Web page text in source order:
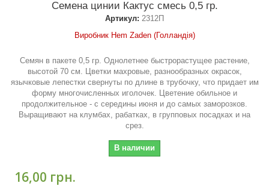
Семена цинии Кактус смесь 0,5 гр.
Артикул: 2312П
Виробник Hem Zaden (Голландія)
Семян в пакете 0,5 гр. Однолетнее быстрорастущее растение,
высотой 70 см. Цветки махровые, разнообразных окрасок,
язычковые лепестки свернуты по длине в трубочку, что придает им
форму многочисленных иголочек. Цветение обильное и
продолжительное - с середины июня и до самых заморозков.
Выращивают на клумбах, рабатках, в групповых посадках и на
срез.
В наличии
16,00 грн.